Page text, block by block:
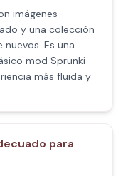
imágenes
y una colección
Es una
mod Sprunki
más fluida y
para